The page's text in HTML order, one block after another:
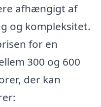
afhængigt af
og kompleksitet.
for en
300 og 600
der kan